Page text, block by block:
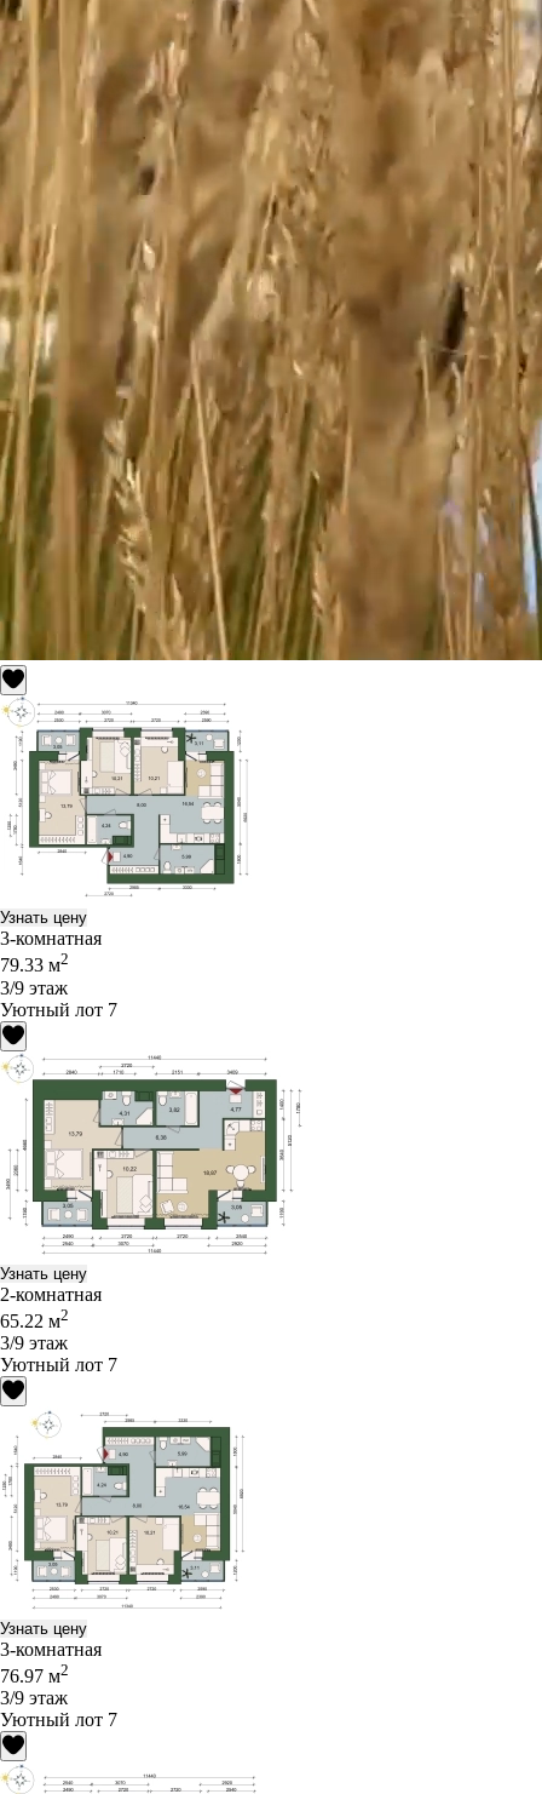
Узнать цену
3-комнатная
79.33 м2
3/9 этаж
Уютный лот 7
Узнать цену
2-комнатная
65.22 м2
3/9 этаж
Уютный лот 7
Узнать цену
3-комнатная
76.97 м2
3/9 этаж
Уютный лот 7